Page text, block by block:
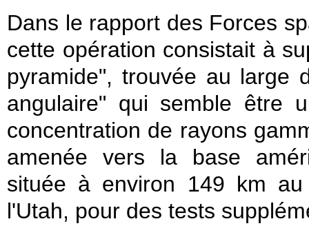
Dans le rapport des Forces
cette opération consistait à
pyramide", trouvée au large
angulaire" qui semble être
concentration de rayons
amenée vers la base
située à environ 149 km
l'Utah, pour des tests